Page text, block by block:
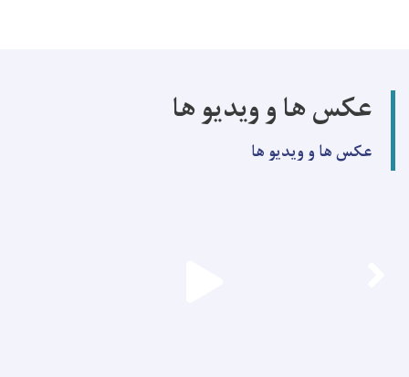
عکس ها و ویدیو ها
عکس ها و ویدیو ها